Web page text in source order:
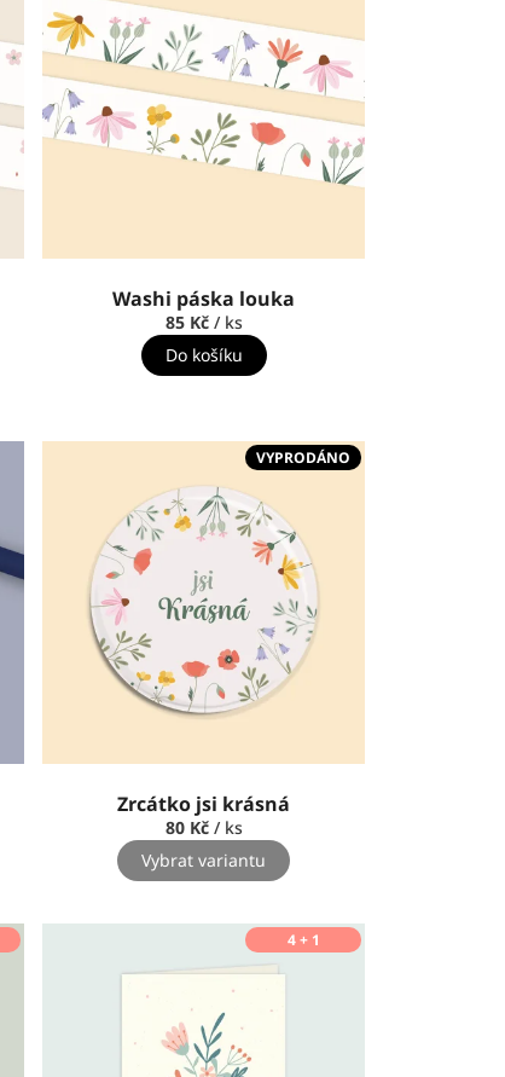
Washi páska louka
85 Kč / ks
Do košíku
VYPRODÁNO
Zrcátko jsi krásná
80 Kč / ks
Vybrat variantu
4 + 1